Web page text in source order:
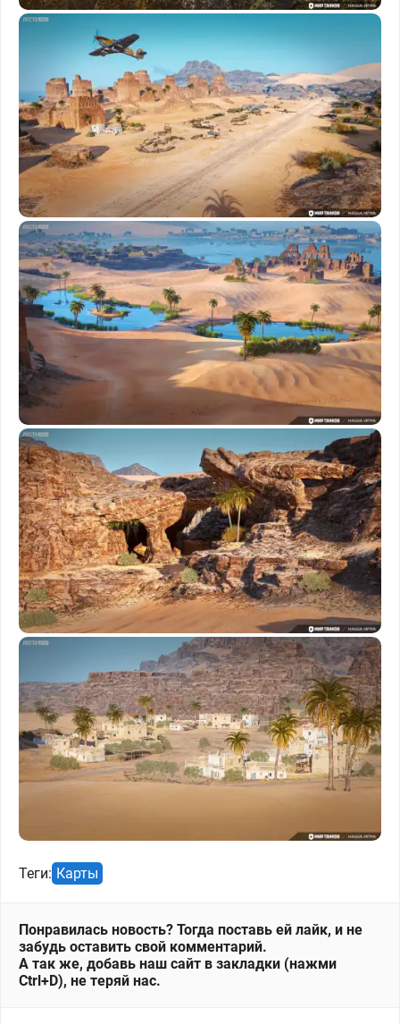
Теги: Карты
Понравилась новость? Тогда поставь ей лайк, и не
забудь оставить свой комментарий.
А так же, добавь наш сайт в закладки (нажми
Ctrl+D), не теряй нас.